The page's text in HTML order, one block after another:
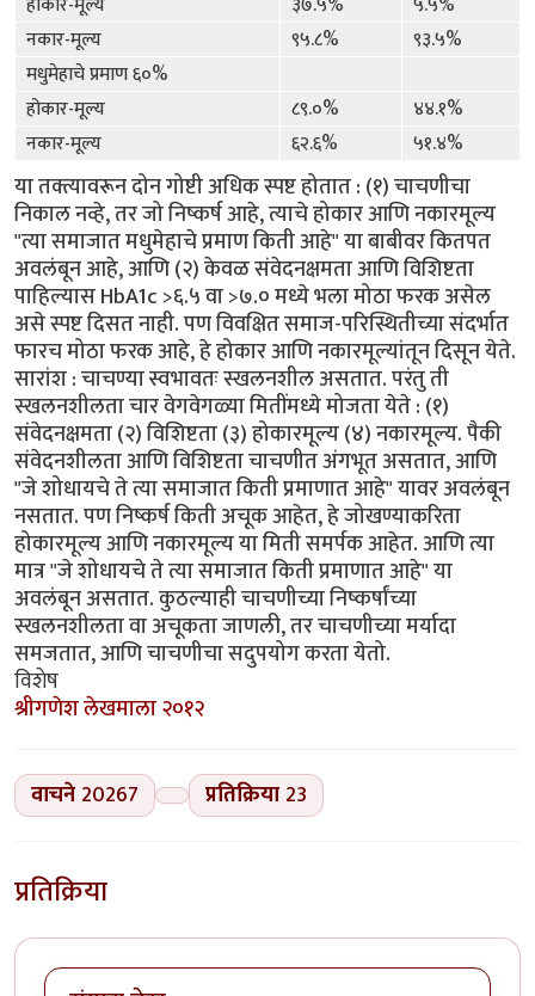
नकार-मूल्य
९५.८%
९३.५%
मधुमेहाचे प्रमाण ६०%
होकार-मूल्य
८९.०%
४४.१%
नकार-मूल्य
६२.६% ५१.४%
या तक्त्यावरून दोन गोष्टी अधिक स्पष्ट होतात : (१) चाचणीचा
निकाल नव्हे, तर जो निष्कर्ष आहे, त्याचे होकार आणि नकारमूल्य
"त्या समाजात मधुमेहाचे प्रमाण किती आहे" या बाबीवर कितपत
अवलंबून आहे, आणि (२) केवळ संवेदनक्षमता आणि विशिष्टता
पाहिल्यास HbA1c >६.५ वा >७.० मध्ये भला मोठा फरक असेल
असे स्पष्ट दिसत नाही. पण विवक्षित समाज-परिस्थितीच्या संदर्भात
फारच मोठा फरक आहे, हे होकार आणि नकारमूल्यांतून दिसून येते.
सारांश : चाचण्या स्वभावतः स्खलनशील असतात. परंतु ती
स्खलनशीलता चार वेगवेगळ्या मितींमध्ये मोजता येते : (१)
संवेदनक्षमता (२) विशिष्टता (३) होकारमूल्य (४) नकारमूल्य. पैकी
संवेदनशीलता आणि विशिष्टता चाचणीत अंगभूत असतात, आणि
"जे शोधायचे ते त्या समाजात किती प्रमाणात आहे" यावर अवलंबून
नसतात. पण निष्कर्ष किती अचूक आहेत, हे जोखण्याकरिता
होकारमूल्य आणि नकारमूल्य या मिती समर्पक आहेत. आणि त्या
मात्र "जे शोधायचे ते त्या समाजात किती प्रमाणात आहे" या
अवलंबून असतात. कुठल्याही चाचणीच्या निष्कर्षांच्या
स्खलनशीलता वा अचूकता जाणली, तर चाचणीच्या मर्यादा
समजतात, आणि चाचणीचा सदुपयोग करता येतो.
विशेष
श्रीगणेश लेखमाला २०१२
वाचने 20267 प्रतिक्रिया 23
प्रतिक्रिया